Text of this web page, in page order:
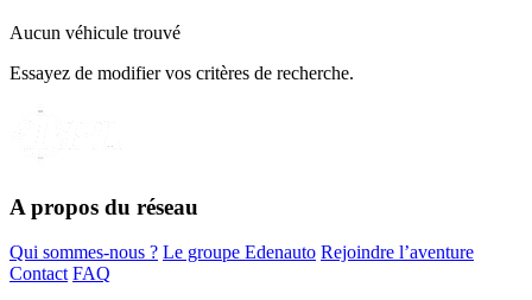
Aucun véhicule trouvé
Essayez de modifier vos critères de recherche.
A propos du réseau
Qui sommes-nous ? Le groupe Edenauto Rejoindre l’aventure
Contact FAQ